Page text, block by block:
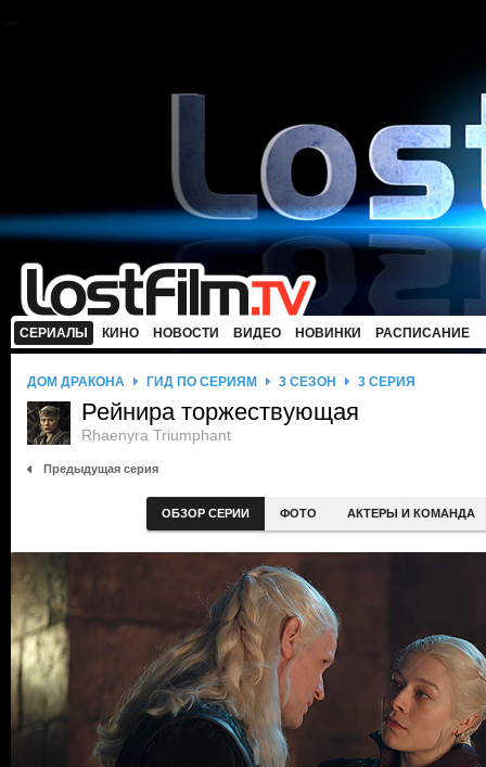
СЕРИАЛЫ КИНО НОВОСТИ ВИДЕО НОВИНКИ РАСПИСАНИЕ
ДОМ ДРАКОНА ГИД ПО СЕРИЯМ 3 СЕЗОН 3 СЕРИЯ
Рейнира торжествующая
Rhaenyra Triumphant
Предыдущая серия
ОБЗОР СЕРИИ ФОТО АКТЕРЫ И КОМАНДА